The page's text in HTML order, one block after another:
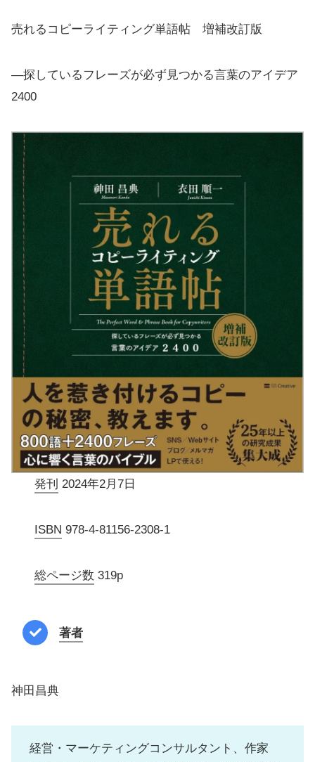
売れるコピーライティング単語帖 増補改訂版
―探しているフレーズが必ず見つかる言葉のアイデア
2400
発刊 2024年2月7日
ISBN 978-4-81156-2308-1
総ページ数 319p
著者
神田昌典
経営・マーケティングコンサルタント、作家